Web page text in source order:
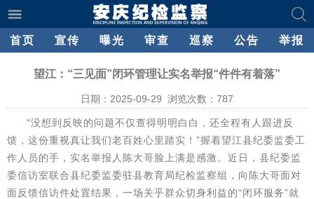
首页 宣传 曝光 审查 巡察 公告 举报
望江：“三见面”闭环管理让实名举报“件件有着落”
日期：2025-09-29 浏览次数： 787
“没想到反映的问题不仅查得明明白白，还全程有人跟进反
馈，这份重视真让我们老百姓心里踏实！”握着望江县纪委监委工
作人员的手，实名举报人陈大哥脸上满是感激。近日，县纪委监
委信访室联合县纪委监委驻县教育局纪检监察组，向陈大哥面对
面反馈信访件处置结果，一场关乎群众切身利益的“闭环服务”就